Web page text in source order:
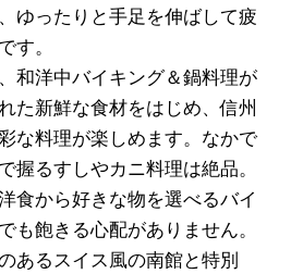
ゆったりと手足を伸ばして疲
す。
和洋中バイキング＆鍋料理が
た新鮮な食材をはじめ、信州
な料理が楽しめます。なかで
握るすしやカニ料理は絶品。
食から好きな物を選べるバイ
も飽きる心配がありません。
あるスイス風の南館と特別